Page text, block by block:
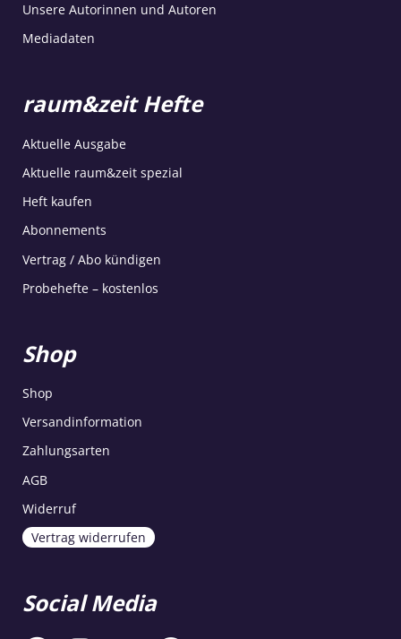
Unsere Autorinnen und Autoren
Mediadaten
raum&zeit Hefte
Aktuelle Ausgabe
Aktuelle raum&zeit spezial
Heft kaufen
Abonnements
Vertrag / Abo kündigen
Probehefte – kostenlos
Shop
Shop
Versandinformation
Zahlungsarten
AGB
Widerruf
Vertrag widerrufen
Social Media